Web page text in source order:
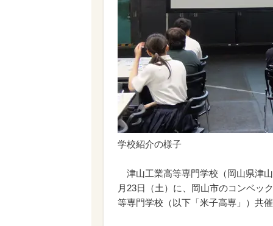
学校紹介の様子
津山工業高等専門学校（岡山県津
月23日（土）に、岡山市のコンベッ
等専門学校（以下「米子高専」）共